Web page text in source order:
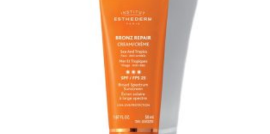
101.00$.
85.85$.